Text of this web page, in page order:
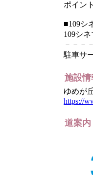
ポイン
■109シ
109シ
－－－
駐車サ
施設情
ゆめが
https://
道案